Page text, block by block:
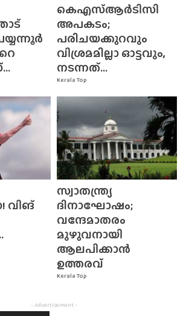
Kerala Top
കെഎസ്ആർടിസി
അപകടം;
പരിചയക്കുറവും
വിശ്രമമില്ലാ ഓട്ടവും,
നടന്നത്...
വിങ്
Kerala Top
സ്വാതന്ത്ര്യ
ദിനാഘോഷം;
വന്ദേമാതരം
മുഴുവനായി
ആലപിക്കാൻ
ഉത്തരവ്
- Advertisement -